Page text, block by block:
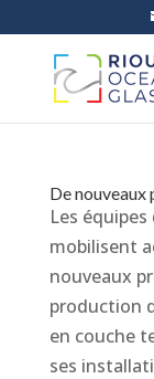
De nouveaux
Les équipes
mobilisent
nouveaux
production
en couche
ses